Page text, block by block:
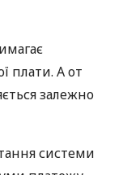
плати. А от
залежно
системи